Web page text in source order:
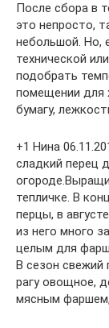
После сбора в
это непросто,
небольшой. Но,
технической
подобрать
помещении для
бумагу,
+1 Нина
сладкий перец
тепличке. В
перцы, в
из него много
целым для
В сезон свежий
рагу овощное,
мясным